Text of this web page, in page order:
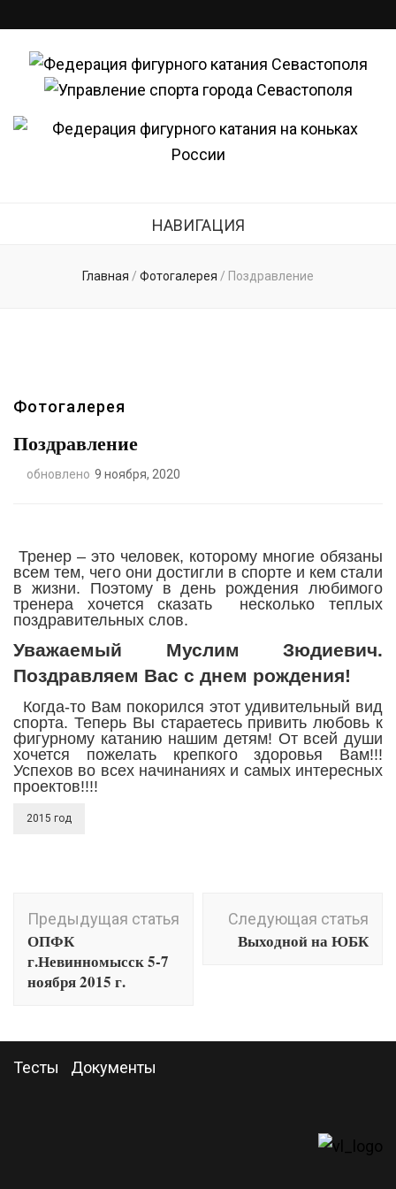
Федерация
фигурного
катания
Севастополя
Федерация фигурного катания Севастополя
НАВИГАЦИЯ
Главная / Фотогалерея / Поздравление
Фотогалерея
Поздравление
обновлено 9 ноября, 2020
Тренер – это человек, которому многие обязаны
всем тем, чего они достигли в спорте и кем стали
в жизни. Поэтому в день рождения любимого
тренера хочется сказать несколько теплых
поздравительных слов.
Уважаемый Муслим Зюдиевич.
Поздравляем Вас с днем рождения!
Когда-то Вам покорился этот удивительный вид
спорта. Теперь Вы стараетесь привить любовь к
фигурному катанию нашим детям! От всей души
хочется пожелать крепкого здоровья Вам!!!
Успехов во всех начинаниях и самых интересных
проектов!!!!
2015 год
по
записям
Предыдущая статья
ОПФК
г.Невинномысск 5-7
ноября 2015 г.
Следующая статья
Выходной на ЮБК
Тесты Документы